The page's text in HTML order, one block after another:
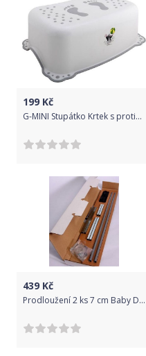
199 Kč
G-MINI Stupátko Krtek s protiskluzem, bílá
439 Kč
Prodloužení 2 ks 7 cm Baby Dan Premier